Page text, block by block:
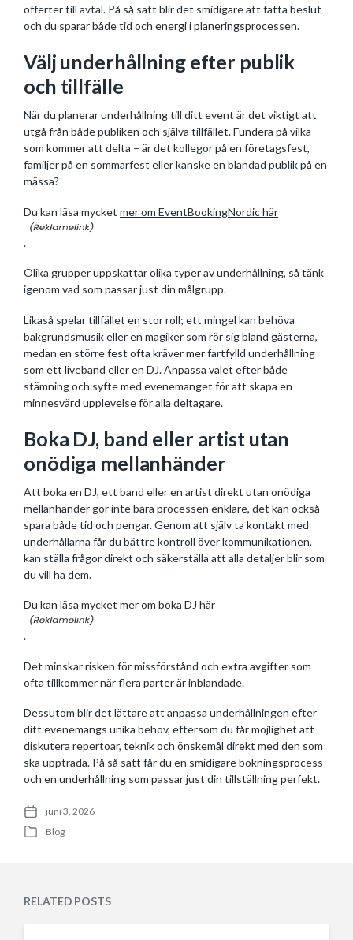
offerter till avtal. På så sätt blir det smidigare att fatta beslut
och du sparar både tid och energi i planeringsprocessen.
Välj underhållning efter publik
och tillfälle
När du planerar underhållning till ditt event är det viktigt att
utgå från både publiken och själva tillfället. Fundera på vilka
som kommer att delta – är det kollegor på en företagsfest,
familjer på en sommarfest eller kanske en blandad publik på en
mässa?
Du kan läsa mycket mer om EventBookingNordic här
.
Olika grupper uppskattar olika typer av underhållning, så tänk
igenom vad som passar just din målgrupp.
Likaså spelar tillfället en stor roll; ett mingel kan behöva
bakgrundsmusik eller en magiker som rör sig bland gästerna,
medan en större fest ofta kräver mer fartfylld underhållning
som ett liveband eller en DJ. Anpassa valet efter både
stämning och syfte med evenemanget för att skapa en
minnesvärd upplevelse för alla deltagare.
Boka DJ, band eller artist utan
onödiga mellanhänder
Att boka en DJ, ett band eller en artist direkt utan onödiga
mellanhänder gör inte bara processen enklare, det kan också
spara både tid och pengar. Genom att själv ta kontakt med
underhållarna får du bättre kontroll över kommunikationen,
kan ställa frågor direkt och säkerställa att alla detaljer blir som
du vill ha dem.
Du kan läsa mycket mer om boka DJ här
.
Det minskar risken för missförstånd och extra avgifter som
ofta tillkommer när flera parter är inblandade.
Dessutom blir det lättare att anpassa underhållningen efter
ditt evenemangs unika behov, eftersom du får möjlighet att
diskutera repertoar, teknik och önskemål direkt med den som
ska uppträda. På så sätt får du en smidigare bokningsprocess
och en underhållning som passar just din tillställning perfekt.
P
t
juni 3, 2026
P
d
Blog
RELATED POSTS